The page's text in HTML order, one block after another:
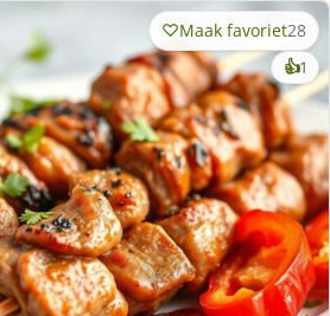
Maak favoriet28
👍1